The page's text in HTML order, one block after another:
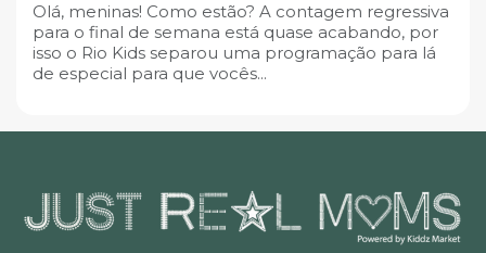
Olá, meninas! Como estão? A contagem regressiva
para o final de semana está quase acabando, por
isso o Rio Kids separou uma programação para lá
de especial para que vocês...